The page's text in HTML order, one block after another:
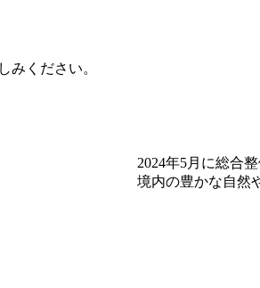
みください。
2024年5月に総合
境内の豊かな自然